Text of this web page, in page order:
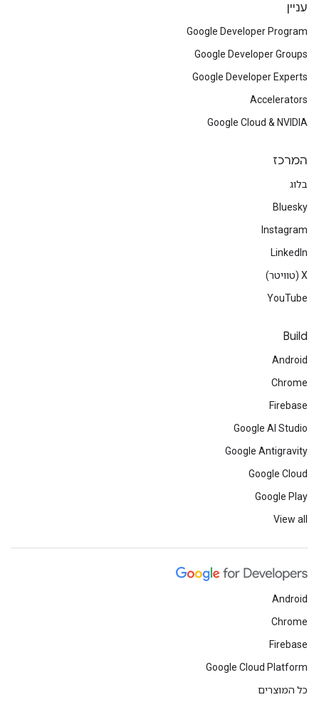
עניין
Google Developer Program
Google Developer Groups
Google Developer Experts
Accelerators
Google Cloud & NVIDIA
המרכז
בלוג
Bluesky
Instagram
LinkedIn
‫X (טוויטר)
YouTube
Build
Android
Chrome
Firebase
Google AI Studio
Google Antigravity
Google Cloud
Google Play
View all
Android
Chrome
Firebase
Google Cloud Platform
כל המוצרים